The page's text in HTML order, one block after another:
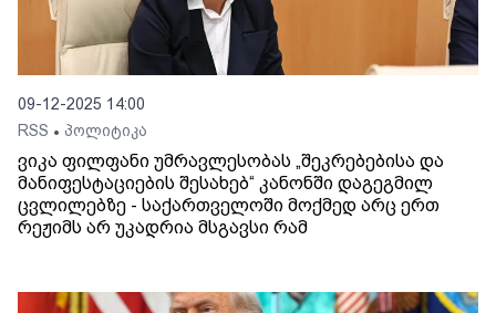
09-12-2025 14:00
RSS • პოლიტიკა
ვიკა ფილფანი უმრავლესობას „შეკრებებისა და
მანიფესტაციების შესახებ“ კანონში დაგეგმილ
ცვლილებზე - საქართველოში მოქმედ არც ერთ
რეჟიმს არ უკადრია მსგავსი რამ